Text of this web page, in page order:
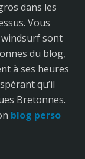
dans les
Vous
windsurf sont
du blog,
à ses heures
qu’il
Bretonnes.
blog perso